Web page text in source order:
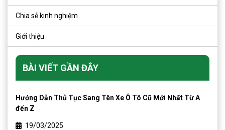
Chia sẻ kinh nghiệm
Giới thiệu
BÀI VIẾT GẦN ĐÂY
Hướng Dẫn Thủ Tục Sang Tên Xe Ô Tô Cũ Mới Nhất Từ A
đến Z
19/03/2025